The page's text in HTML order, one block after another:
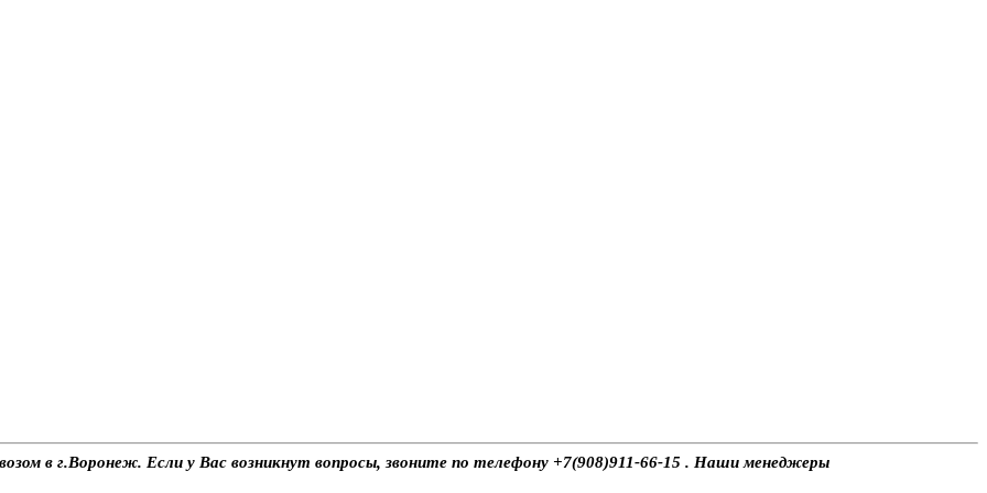
в г.Воронеж. Если у Вас возникнут вопросы, звоните по телефону +7(908)911-66-15 . Наши менеджеры